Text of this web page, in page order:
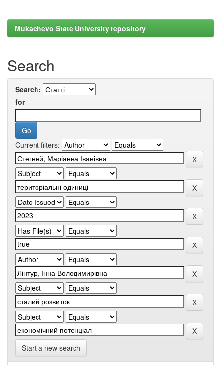
Mukachevo State University repository
Search
Search:
for
Current filters:
Start a new search